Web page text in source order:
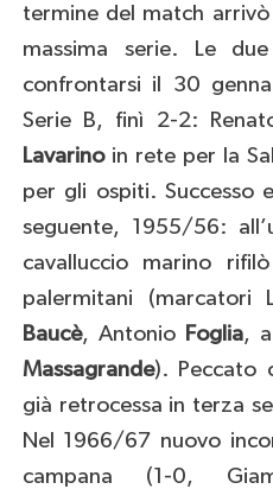
termine del match
massima serie. Le
confrontarsi il 30
Serie B, finì 2-2:
Lavarinoin rete per la
per gli ospiti. Successo
seguente, 1955/56:
cavalluccio marino
palermitani (marcatori
Baucè, Antonio Foglia,
Massagrande). Peccato
già retrocessa in terza
Nel 1966/67 nuovo
campana (1-0,